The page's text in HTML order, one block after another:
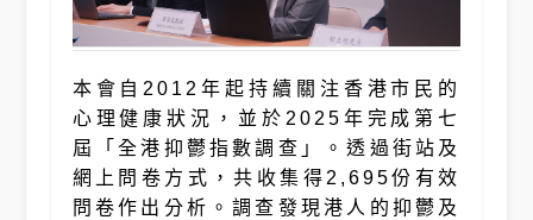
本會自2012年起持續關注香港市民的
心理健康狀況，並於2025年完成第七
屆「全港抑鬱指數調查」。透過街站及
網上問卷方式，共收集得2,695份有效
問卷作出分析。調查發現港人的抑鬱及